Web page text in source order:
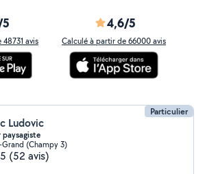
avis
4,6/5
Calculé à partir de 66000 avis
Particulier
Ludovic
paysagiste
(Champy 3)
(52 avis)